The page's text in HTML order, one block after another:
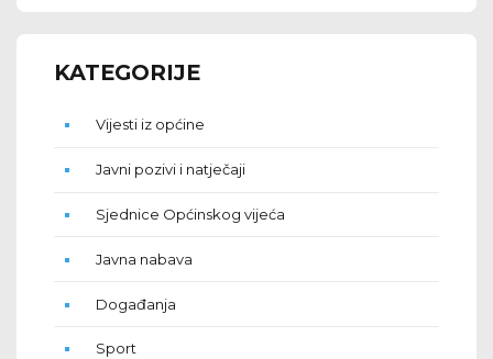
KATEGORIJE
Vijesti iz općine
Javni pozivi i natječaji
Sjednice Općinskog vijeća
Javna nabava
Događanja
Sport